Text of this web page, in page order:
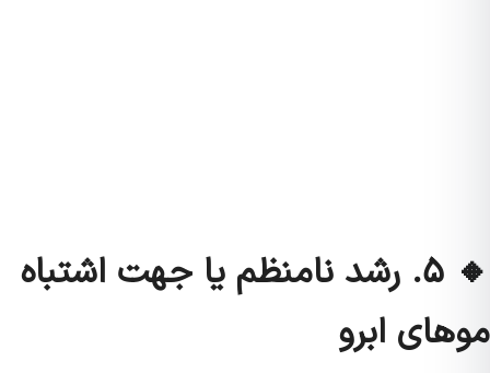
🔸 ۵. رشد نامنظم یا جهت اشتباه
موهای ابرو